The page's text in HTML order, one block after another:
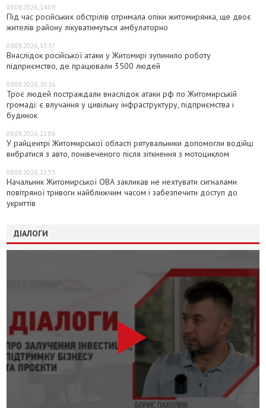
09.08.2026, 14:09
Під час російських обстрілів отримала опіки житомирянка, ще двоє
жителів району лікуватимуться амбулаторно
09.08.2026, 13:37
Внаслідок російської атаки у Житомирі зупинило роботу
підприємство, де працювали 3500 людей
09.08.2026, 10:16
Троє людей постраждали внаслідок атаки рф по Житомирській
громаді: є влучання у цивільну інфраструктуру, підприємства і
будинок
08.08.2026, 22:06
У райцентрі Житомирської області рятувальники допомогли водійці
вибратися з авто, понівеченого після зіткнення з мотоциклом
08.08.2026, 21:53
Начальник Житомирської ОВА закликав не нехтувати сигналами
повітряної тривоги найближчим часом і забезпечити доступ до
укриттів
ДІАЛОГИ